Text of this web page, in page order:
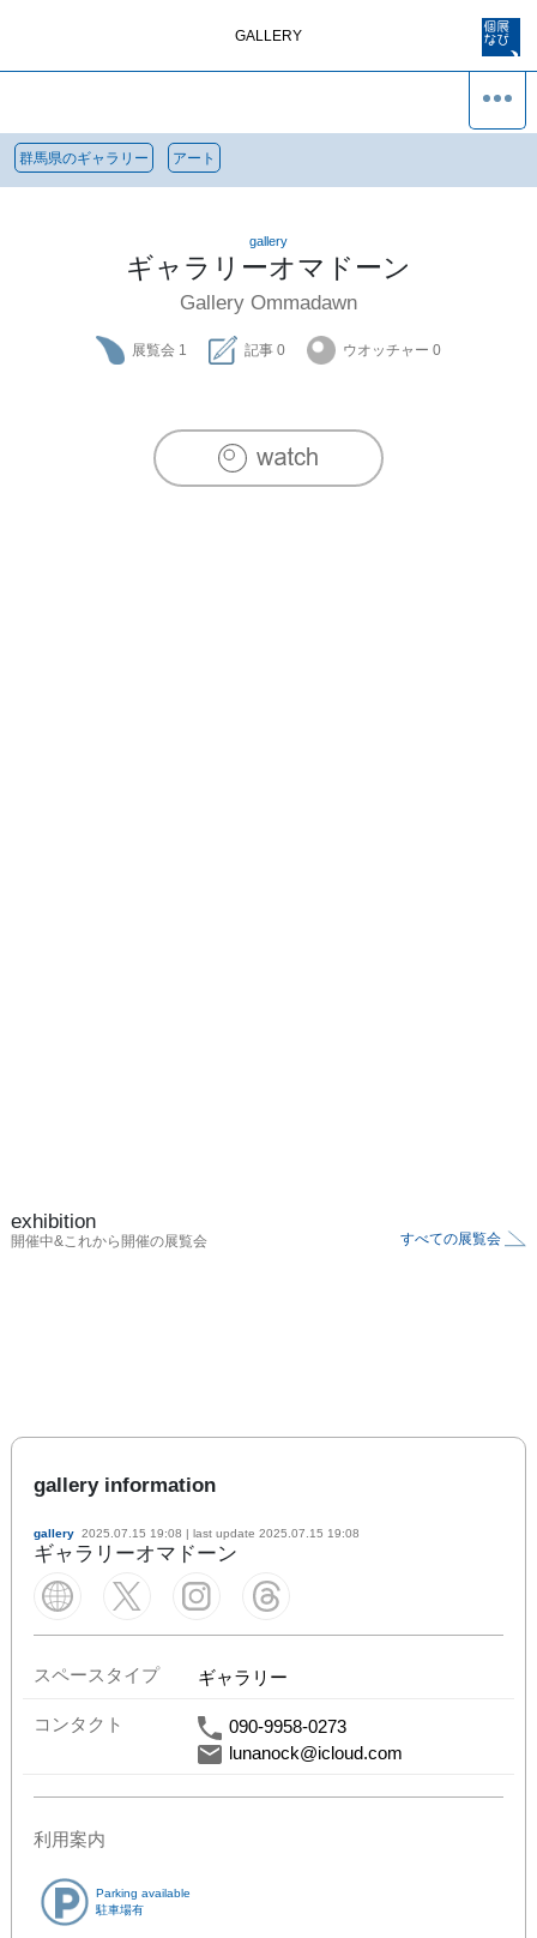
GALLERY
群馬県のギャラリー アート
gallery
ギャラリーオマドーン
Gallery Ommadawn
展覧会 1 記事 0 ウオッチャー 0
exhibition
開催中&これから開催の展覧会 すべての展覧会
gallery information
gallery 2025.07.15 19:08 | last update 2025.07.15 19:08
ギャラリーオマドーン
スペースタイプ ギャラリー
コンタクト
090-9958-0273
lunanock@icloud.com
利用案内
Parking available
駐車場有